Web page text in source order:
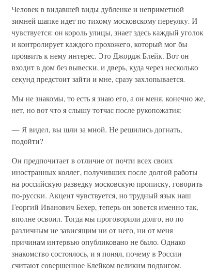
Человек в видавшей виды дубленке и неприметной
зимней шапке идет по тихому московскому переулку. И
чувствуется: он король улицы, знает здесь каждый уголок
и контролирует каждого прохожего, который мог бы
проявить к нему интерес. Это Джордж Блейк. Вот он
входит в дом без вывески, и дверь, куда через несколько
секунд предстоит зайти и мне, сразу захлопывается.
Мы не знакомы, то есть я знаю его, а он меня, конечно же,
нет, но вот что я слышу тотчас после рукопожатия:
— Я видел, вы шли за мной. Не решились догнать,
подойти?
Он предпочитает в отличие от почти всех своих
иностранных коллег, получивших после долгой работы
на российскую разведку московскую прописку, говорить
по-русски. Акцент чувствуется, но трудный язык наш
Георгий Иванович Бехер, теперь он зовется именно так,
вполне освоил. Тогда мы проговорили долго, но по
различным не зависящим ни от него, ни от меня
причинам интервью опубликовано не было. Однако
знакомство состоялось, и я понял, почему в России
считают совершенное Блейком великим подвигом.